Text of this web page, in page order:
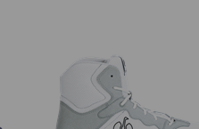
Lasche und Kragen
atmungsaktives Mesh-
ganzflächige und
rutschhemmende und